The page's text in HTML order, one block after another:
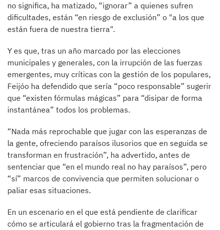
no significa, ha matizado, “ignorar” a quienes sufren
dificultades, están “en riesgo de exclusión” o "a los que
están fuera de nuestra tierra".
Y es que, tras un año marcado por las elecciones
municipales y generales, con la irrupción de las fuerzas
emergentes, muy críticas con la gestión de los populares,
Feijóo ha defendido que sería “poco responsable” sugerir
que “existen fórmulas mágicas” para “disipar de forma
instantánea” todos los problemas.
“Nada más reprochable que jugar con las esperanzas de
la gente, ofreciendo paraísos ilusorios que en seguida se
transforman en frustración”, ha advertido, antes de
sentenciar que “en el mundo real no hay paraísos”, pero
“sí” marcos de convivencia que permiten solucionar o
paliar esas situaciones.
En un escenario en el que está pendiente de clarificar
cómo se articulará el gobierno tras la fragmentación de